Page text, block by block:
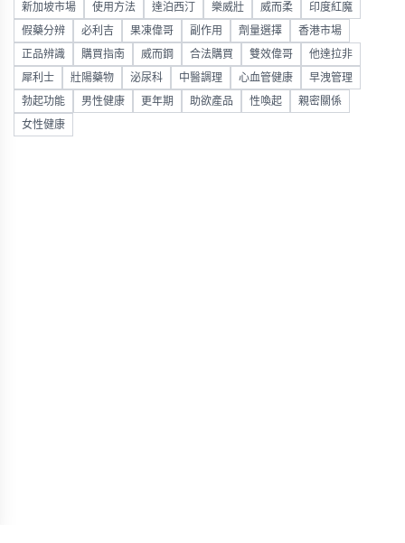
新加坡市場 使用方法 達泊西汀 樂威壯 威而柔 印度紅魔
假藥分辨 必利吉 果凍偉哥 副作用 劑量選擇 香港市場
正品辨識 購買指南 威而鋼 合法購買 雙效偉哥 他達拉非
犀利士 壯陽藥物 泌尿科 中醫調理 心血管健康 早洩管理
勃起功能 男性健康 更年期 助欲產品 性喚起 親密關係
女性健康